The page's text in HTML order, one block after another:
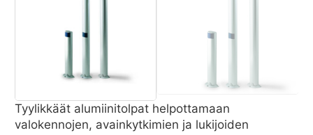
Tyylikkäät alumiinitolpat helpottamaan
valokennojen, avainkytkimien ja lukijoiden